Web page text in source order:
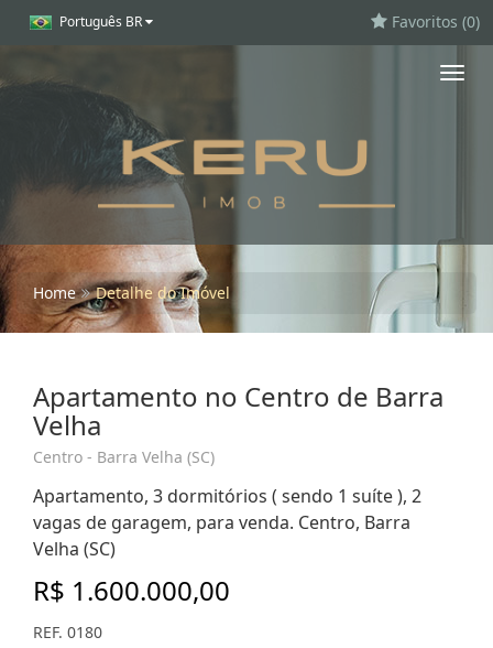
Português BR Favoritos (0)
Home Detalhe do Imóvel
Apartamento no Centro de Barra
Velha
Centro - Barra Velha (SC)
Apartamento, 3 dormitórios ( sendo 1 suíte ), 2
vagas de garagem, para venda. Centro, Barra
Velha (SC)
R$ 1.600.000,00
REF. 0180